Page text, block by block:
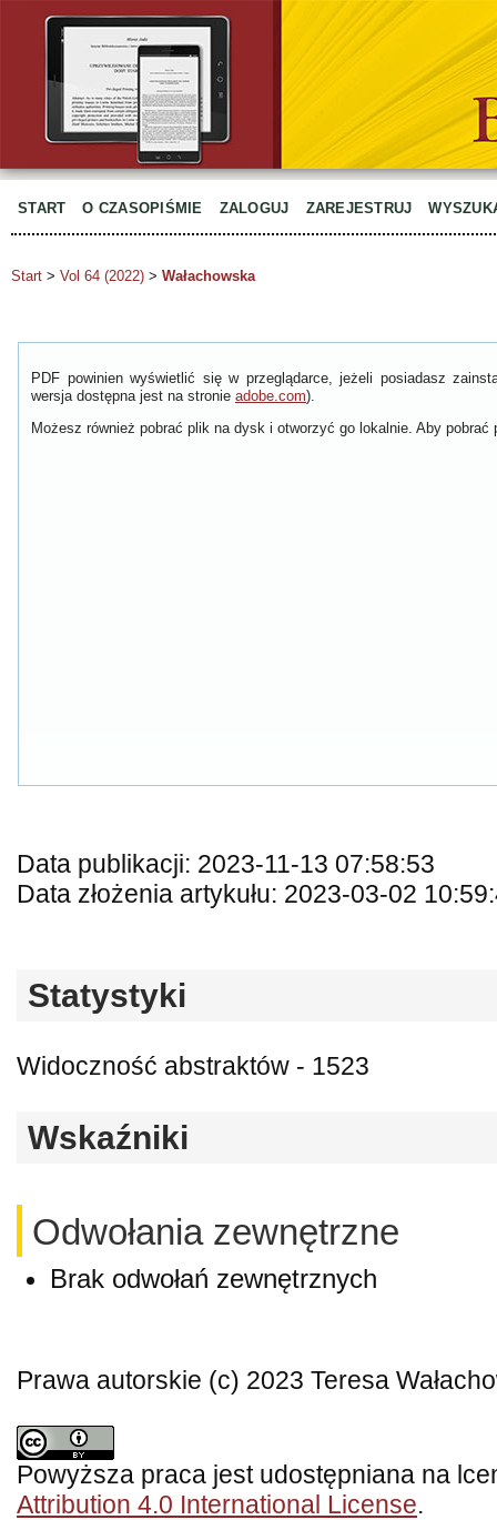
START O CZASOPIŚMIE ZALOGUJ ZAREJESTRUJ
Start > Vol 64 (2022) > Wałachowska
PDF powinien wyświetlić się w przeglądarce, jeżeli posiadasz
wersja dostępna jest na stronie adobe.com).
Możesz również pobrać plik na dysk i otworzyć go lokalnie. Aby
Data publikacji: 2023-11-13 07:58:53
Data złożenia artykułu: 2023-03-02
Statystyki
Widoczność abstraktów - 1523
Wskaźniki
Odwołania zewnętrzne
Brak odwołań zewnętrznych
Prawa autorskie (c) 2023 Teresa
Powyższa praca jest udostępniana na
Attribution 4.0 International License.